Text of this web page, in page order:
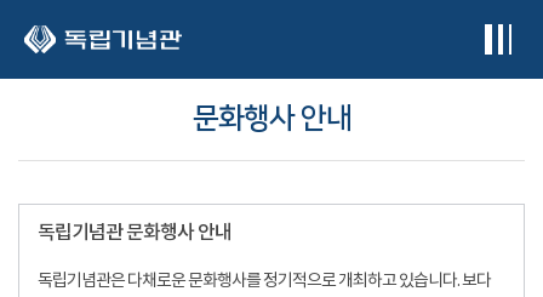
문화행사 안내
독립기념관 문화행사 안내
독립기념관은 다채로운 문화행사를 정기적으로 개최하고 있습니다. 보다